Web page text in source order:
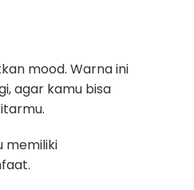
mood. Warna ini
agar kamu bisa
memiliki